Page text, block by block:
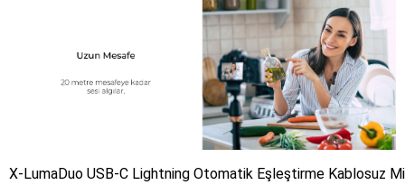
X-LumaDuo USB-C Lightning Otomatik Eşleştirme Kablosuz